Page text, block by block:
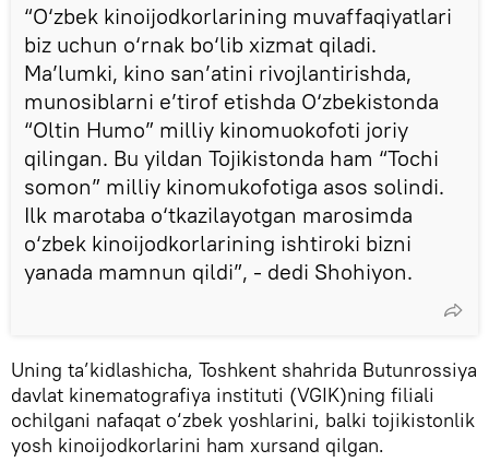
“O‘zbek kinoijodkorlarining muvaffaqiyatlari
biz uchun o‘rnak bo‘lib xizmat qiladi.
Ma’lumki, kino san’atini rivojlantirishda,
munosiblarni e’tirof etishda O‘zbekistonda
“Oltin Humo” milliy kinomuokofoti joriy
qilingan. Bu yildan Tojikistonda ham “Tochi
somon” milliy kinomukofotiga asos solindi.
Ilk marotaba o‘tkazilayotgan marosimda
o‘zbek kinoijodkorlarining ishtiroki bizni
yanada mamnun qildi”, - dedi Shohiyon.
Uning ta’kidlashicha, Toshkent shahrida Butunrossiya
davlat kinematografiya instituti (VGIK)ning filiali
ochilgani nafaqat o‘zbek yoshlarini, balki tojikistonlik
yosh kinoijodkorlarini ham xursand qilgan.